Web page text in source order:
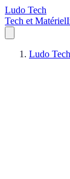
Ludo Tech
Tech et Matériel
Ludo Tech